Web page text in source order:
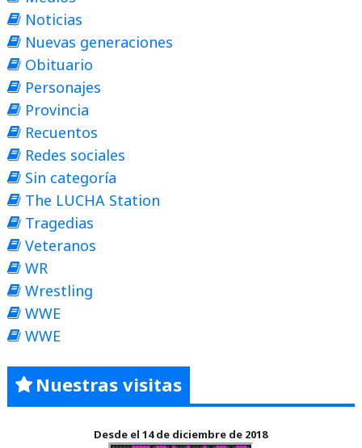
Noticias
Nuevas generaciones
Obituario
Personajes
Provincia
Recuentos
Redes sociales
Sin categoría
The LUCHA Station
Tragedias
Veteranos
WR
Wrestling
WWE
WWE
Nuestras visitas
Desde el 14 de diciembre de 2018